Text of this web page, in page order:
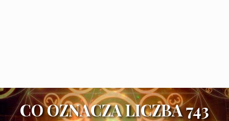
CO OZNACZA LICZBA 743